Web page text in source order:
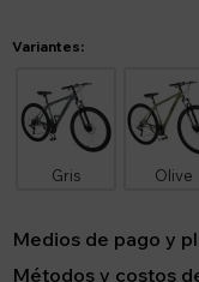
Variantes:
Gris Olive
Medios de pago y
Métodos y costos